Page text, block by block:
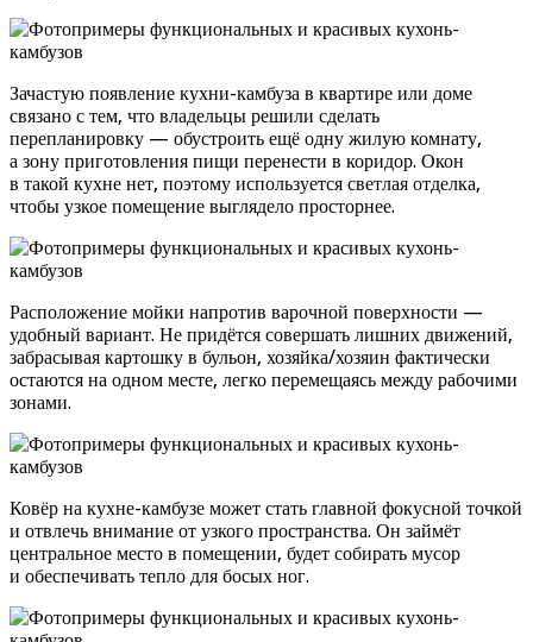
Зачастую появление кухни-камбуза в квартире или доме
связано с тем, что владельцы решили сделать
перепланировку — обустроить ещё одну жилую комнату,
а зону приготовления пищи перенести в коридор. Окон
в такой кухне нет, поэтому используется светлая отделка,
чтобы узкое помещение выглядело просторнее.
Расположение мойки напротив варочной поверхности —
удобный вариант. Не придётся совершать лишних движений,
забрасывая картошку в бульон, хозяйка/хозяин фактически
остаются на одном месте, легко перемещаясь между рабочими
зонами.
Ковёр на кухне-камбузе может стать главной фокусной точкой
и отвлечь внимание от узкого пространства. Он займёт
центральное место в помещении, будет собирать мусор
и обеспечивать тепло для босых ног.